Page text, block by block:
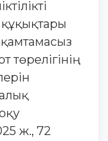
төрелігінің
ж., 72